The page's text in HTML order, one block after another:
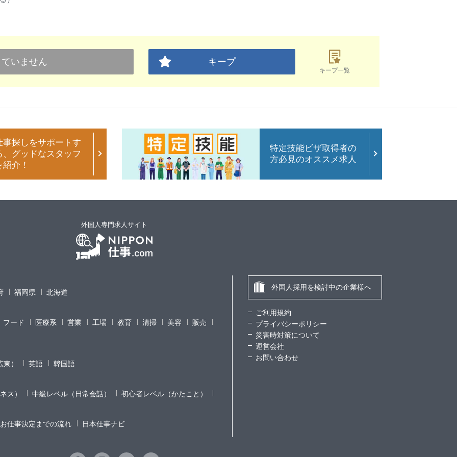
いません キープ
キープ一覧
事探しをサポートす
、グッドなスタッフ
紹介！
特定技能ビザ取得者の
方必見のオススメ求人
外国人専門求人サイト
福岡県 北海道
フード 医療系 営業 工場 教育 清掃 美容 販売
） 英語 韓国語
ス） 中級レベル（日常会話） 初心者レベル（かたこと）
お仕事決定までの流れ 日本仕事ナビ
外国人採用を検討中の企業様へ
ご利用規約
プライバシーポリシー
災害時対策について
運営会社
お問い合わせ